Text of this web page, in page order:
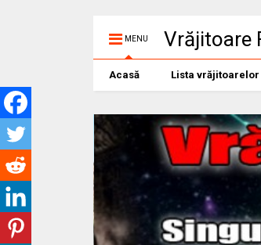
MENU Vrăjitoare
Acasă Lista vrăjitoarelor